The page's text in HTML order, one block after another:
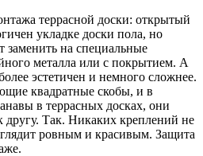
террасной доски: открытый
укладке доски пола, но
заменить на специальные
металла или с покрытием. А
эстетичен и немного сложнее.
квадратные скобы, и в
в террасных досках, они
другу. Так. Никаких креплений не
ровным и красивым. Защита